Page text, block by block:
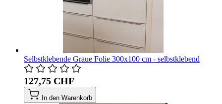
Selbstklebende Graue Folie 300x100 cm - selbstklebend
127,75 CHF
In den Warenkorb